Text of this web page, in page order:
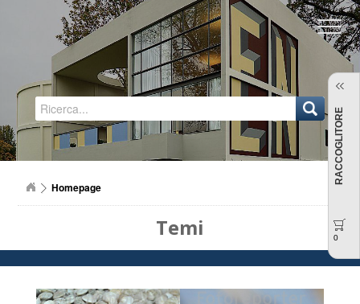
Regione Emilia-Romagna
Homepage
Temi
RACCOGLITORE
0